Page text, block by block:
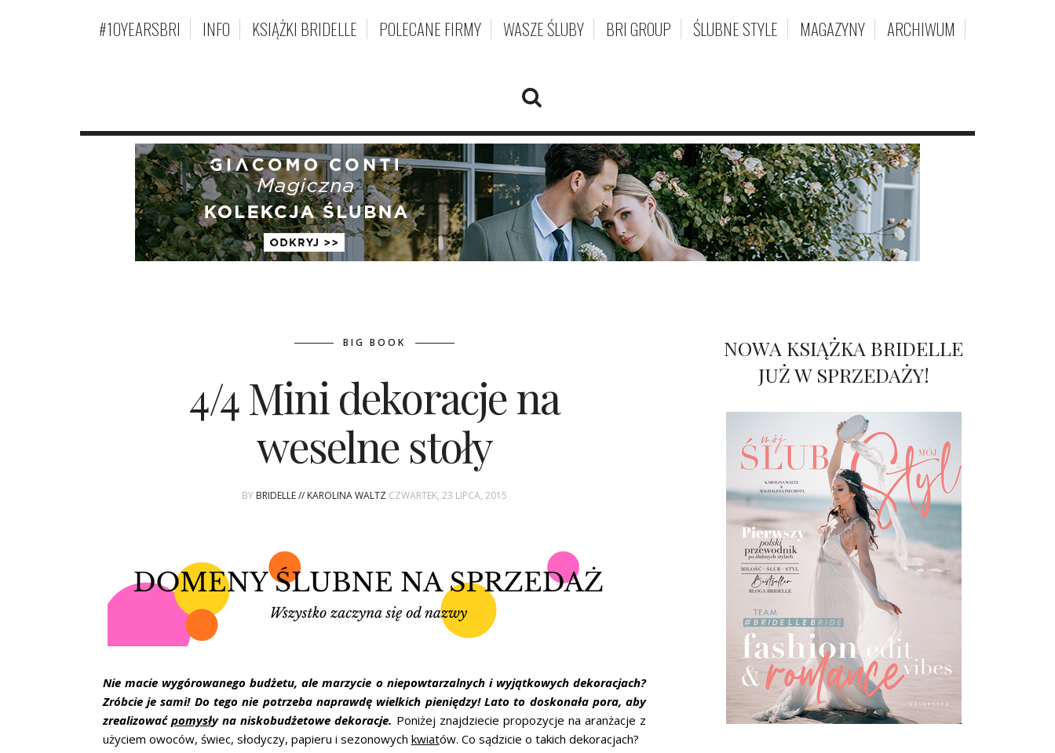
#10YEARSBRI INFO KSIĄŻKI BRIDELLE POLECANE FIRMY WASZE ŚLUBY BRI GROUP ŚLUBNE STYLE MAGAZYNY ARCHIWUM
BIG BOOK
4/4 Mini dekoracje na
weselne stoły
BY BRIDELLE // KAROLINA WALTZ CZWARTEK, 23 LIPCA, 2015
Nie macie wygórowanego budżetu, ale marzycie o niepowtarzalnych i wyjątkowych dekoracjach?
Zróbcie je sami! Do tego nie potrzeba naprawdę wielkich pieniędzy! Lato to doskonała pora, aby
zrealizować pomysły na niskobudżetowe dekoracje. Poniżej znajdziecie propozycje na aranżacje z
użyciem owoców, świec, słodyczy, papieru i sezonowych kwiatów. Co sądzicie o takich dekoracjach?
NOWA KSIĄŻKA BRIDELLE
JUŻ W SPRZEDAŻY!